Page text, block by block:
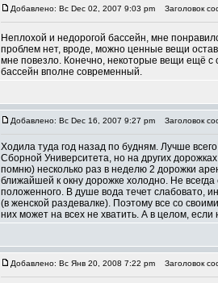
Добавлено: Вс Dec 02, 2007 9:03 pm Заголовок
Неплохой и недорогой бассейн, мне
проблем нет, вроде, можно ценные вещи
мне повезло. Конечно, некоторые вещи ещё с
бассейн вполне современный.
Добавлено: Вс Dec 16, 2007 9:27 pm Заголовок
Ходила туда год назад по будням. Лучше
Сборной Университета, но на других
помню) несколько раз в неделю 2 дорожки
ближайшей к окну дорожке холодно. Не
положенного. В душе вода течет слабовато,
(в женской раздевалке). Поэтому все со
них может на всех не хватить. А в целом,
Добавлено: Вс Янв 20, 2008 7:22 pm Заголовок